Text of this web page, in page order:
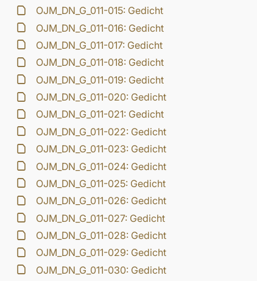
OJM_DN_G_011-015: Gedicht
OJM_DN_G_011-016: Gedicht
OJM_DN_G_011-017: Gedicht
OJM_DN_G_011-018: Gedicht
OJM_DN_G_011-019: Gedicht
OJM_DN_G_011-020: Gedicht
OJM_DN_G_011-021: Gedicht
OJM_DN_G_011-022: Gedicht
OJM_DN_G_011-023: Gedicht
OJM_DN_G_011-024: Gedicht
OJM_DN_G_011-025: Gedicht
OJM_DN_G_011-026: Gedicht
OJM_DN_G_011-027: Gedicht
OJM_DN_G_011-028: Gedicht
OJM_DN_G_011-029: Gedicht
OJM_DN_G_011-030: Gedicht